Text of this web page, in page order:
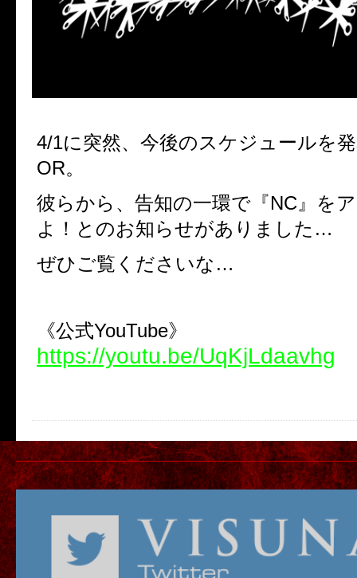
4/1に突然、今後のスケジュールを
OR。
彼らから、告知の一環で『NC』を
よ！とのお知らせがありました…
ぜひご覧くださいな…
《公式YouTube》
https://youtu.be/UqKjLdaavhg